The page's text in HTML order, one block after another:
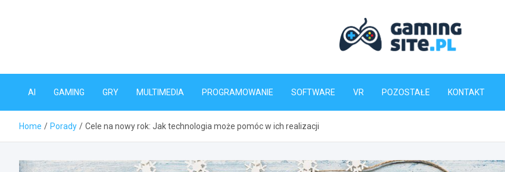
Gaming-Site.pl
AI GAMING GRY MULTIMEDIA PROGRAMOWANIE SOFTWARE VR POZOSTAŁE KONTAKT
Home Porady Cele na nowy rok: Jak technologia może pomóc w ich realizacji